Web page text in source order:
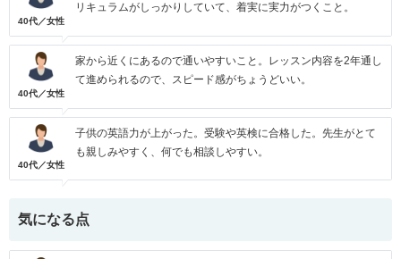
40代／女性
リキュラムがしっかりしていて、着実に実力がつくこと。
40代／女性
家から近くにあるので通いやすいこと。レッスン内容を2年通し
て進められるので、スピード感がちょうどいい。
40代／女性
子供の英語力が上がった。受験や英検に合格した。先生がとて
も親しみやすく、何でも相談しやすい。
気になる点